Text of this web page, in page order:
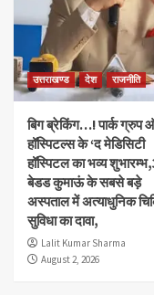
उत्तराखण्ड देश राजनीति
बिग ब्रेकिंग…! पार्क ग्रुप
हॉस्पिटल्स के ‘द मेडिसिटी
हॉस्पिटल का भव्य
बेडड कुमाऊं के सबसे बड़े
अस्पताल में अत्याधुनिक
सुविधा का दावा,
Lalit Kumar Sharma
August 2, 2026